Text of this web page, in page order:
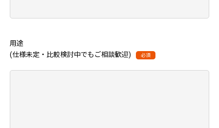
用途
(仕様未定・比較検討中でもご相談歓迎)
必須